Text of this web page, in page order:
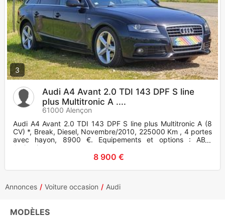
3
Audi A4 Avant 2.0 TDI 143 DPF S line
plus Multitronic A ....
61000 Alençon
Audi A4 Avant 2.0 TDI 143 DPF S line plus Multitronic A (8
CV) *, Break, Diesel, Novembre/2010, 225000 Km , 4 portes
avec hayon, 8900 €. Equipements et options : ABS,
Antipatinage
8 900 €
Annonces Voiture occasion Audi
MODÈLES